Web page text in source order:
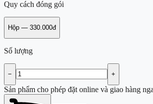
Quy cách đóng gói
Hộp — 330.000đ
Số lượng
− +
Sản phẩm cho phép đặt online và giao hàng